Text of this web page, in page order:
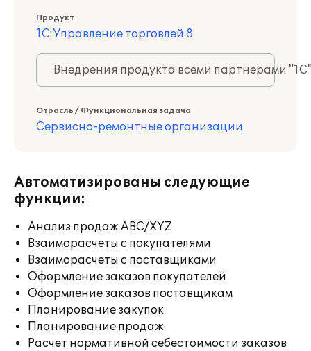
Продукт
1С:Управление торговлей 8
Внедрения продукта всеми партнерами
Отрасль / Функциональная задача
Сервисно-ремонтные организации
Автоматизированы следующие
функции:
Анализ продаж ABC/XYZ
Взаиморасчеты с покупателями
Взаиморасчеты с поставщиками
Оформление заказов покупателей
Оформление заказов поставщикам
Планирование закупок
Планирование продаж
Расчет нормативной себестоимости заказов